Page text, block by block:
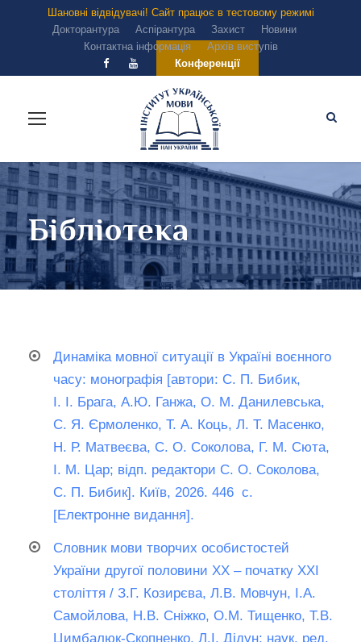
Шановні відвідувачі! Сайт працює в тестовому режимі
Докторантура
Аспірантура Захист
Новини
Контактна інформація
Архів виступів
Конференції
Бібліотека
Динаміка мовної ситуації в Україні воєнного
часу: монографія [автори: С. П. Бибик,
І. І. Брага, А.Ю. Ганжа, О. М. Данилевська,
С. Я. Єрмоленко, Т. А. Коць, Л. Т. Масенко,
Н. Р. Матвеєва, С. О. Соколова, Г. М. Сюта,
І. М. Цар; відп. редактори С. О. Соколова,
С. П. Бибик]. Київ, 2026. 446 с.
[Електронне видання].
Словник мови творчих особистостей
України другої половини ХХ – початку ХХІ
століття / З.Г. Козирєва, Л.В. Мовчун, І.А.
Самойлова, Н.В. Сніжко, О.М. Тищенко, Т.В.
Цимбалюк-Скопненко, Л.І. Дідун; наук. ред.